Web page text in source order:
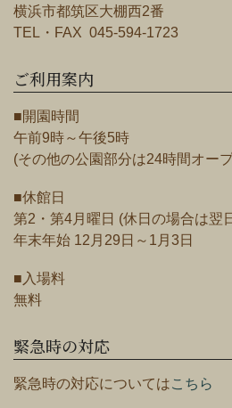
横浜市都筑区大棚西2番
TEL・FAX 045-594-1723
ご利用案内
■開園時間
午前9時～午後5時
(その他の公園部分は24時間オー
■休館日
第2・第4月曜日 (休日の場合は翌
年末年始 12月29日～1月3日
■入場料
無料
緊急時の対応
緊急時の対応についてはこちら